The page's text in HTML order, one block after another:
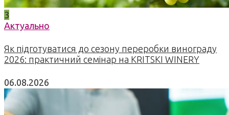
3
Актуально
Як підготуватися до сезону переробки винограду
2026: практичний семінар на KRITSKI WINERY
06.08.2026